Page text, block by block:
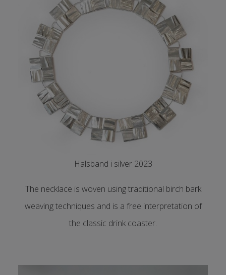
Halsband i silver 2023
The necklace is woven using traditional birch bark
weaving techniques and is a free interpretation of
the classic drink coaster.